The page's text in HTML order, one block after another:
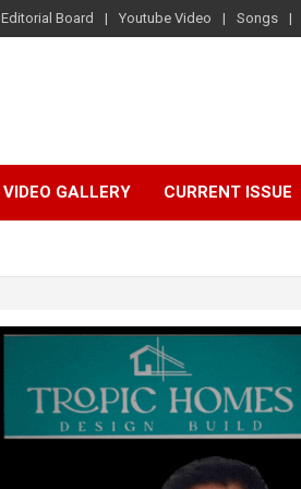
Editorial Board Youtube Video Songs
VIDEO GALLERY CURRENT ISSUE